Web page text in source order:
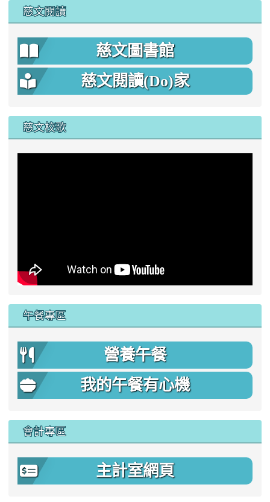
慈文閱讀
慈文圖書館
慈文閱讀(Do)家
慈文校歌
午餐專區
營養午餐
我的午餐有心機
會計專區
主計室網頁